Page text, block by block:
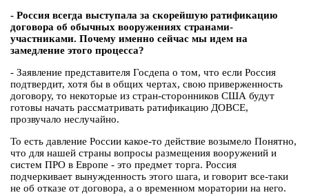
- Россия всегда выступала за скорейшую ратификацию
договора об обычных вооружениях странами-
участниками. Почему именно сейчас мы идем на
замедление этого процесса?
- Заявление представителя Госдепа о том, что если Россия
подтвердит, хотя бы в общих чертах, свою приверженность
договору, то некоторые из стран-сторонников США будут
готовы начать рассматривать ратификацию ДОВСЕ,
прозвучало неслучайно.
То есть давление России какое-то действие возымело Понятно,
что для нашей страны вопросы размещения вооружений и
систем ПРО в Европе - это предмет торга. Россия
подчеркивает вынужденность этого шага, и говорит все-таки
не об отказе от договора, а о временном моратории на него.